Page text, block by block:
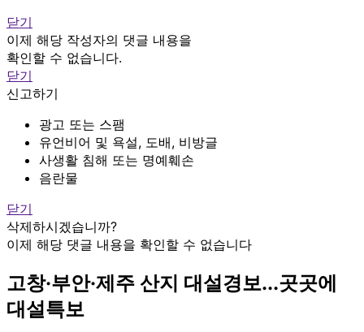
닫기
이제 해당 작성자의 댓글 내용을
확인할 수 없습니다.
닫기
신고하기
광고 또는 스팸
유언비어 및 욕설, 도배, 비방글
사생활 침해 또는 명예훼손
음란물
닫기
삭제하시겠습니까?
이제 해당 댓글 내용을 확인할 수 없습니다
고창·부안·제주 산지 대설경보...곳곳에
대설특보